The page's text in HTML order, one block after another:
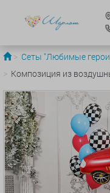
Сеты "Любимые
Композиция из